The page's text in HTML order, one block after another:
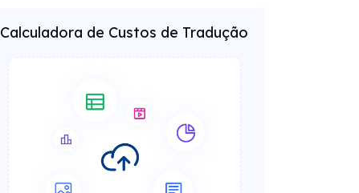
Calculadora de Custos de Tradução